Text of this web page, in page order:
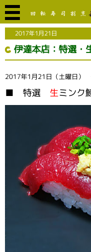
2017年1月21日
伊達本店：特選
2017年1月21日（土曜日）
■ 特選 生ミン